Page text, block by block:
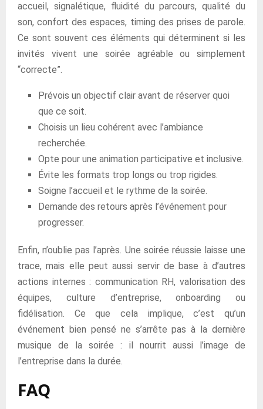
accueil, signalétique, fluidité du parcours, qualité du
son, confort des espaces, timing des prises de parole.
Ce sont souvent ces éléments qui déterminent si les
invités vivent une soirée agréable ou simplement
“correcte”.
Prévois un objectif clair avant de réserver quoi
que ce soit.
Choisis un lieu cohérent avec l’ambiance
recherchée.
Opte pour une animation participative et inclusive.
Évite les formats trop longs ou trop rigides.
Soigne l’accueil et le rythme de la soirée.
Demande des retours après l’événement pour
progresser.
Enfin, n’oublie pas l’après. Une soirée réussie laisse une
trace, mais elle peut aussi servir de base à d’autres
actions internes : communication RH, valorisation des
équipes, culture d’entreprise, onboarding ou
fidélisation. Ce que cela implique, c’est qu’un
événement bien pensé ne s’arrête pas à la dernière
musique de la soirée : il nourrit aussi l’image de
l’entreprise dans la durée.
FAQ